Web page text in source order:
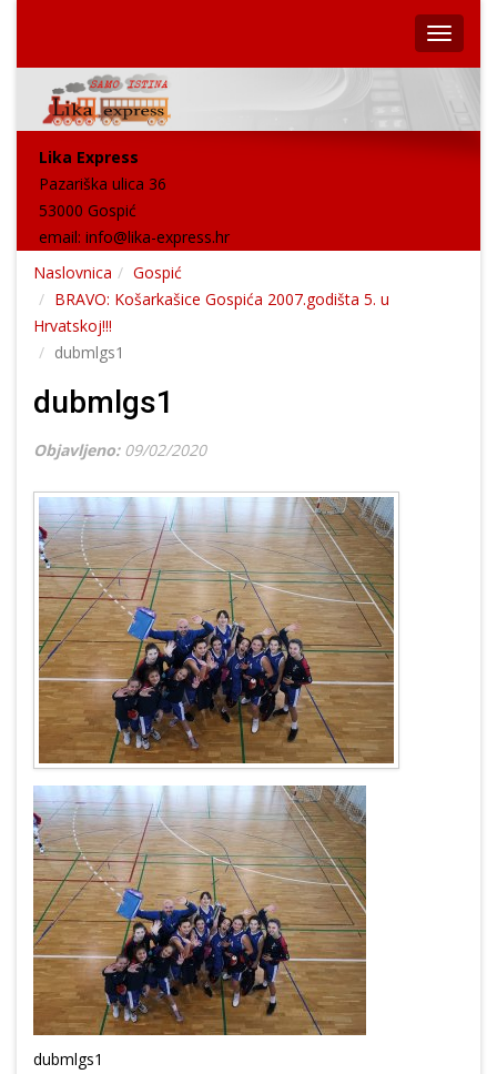
Lika Express
Pazariška ulica 36
53000 Gospić
email: info@lika-express.hr
Naslovnica
Gospić
BRAVO: Košarkašice Gospića 2007.godišta 5. u
Hrvatskoj!!!
dubmlgs1
dubmlgs1
Objavljeno: 09/02/2020
dubmlgs1